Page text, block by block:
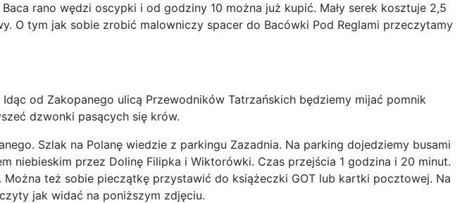
rano wędzi oscypki i od godziny 10 można już kupić. Mały serek kosztuje 2,5
O tym jak sobie zrobić malowniczy spacer do Bacówki Pod Reglami przeczytamy
od Zakopanego ulicą Przewodników Tatrzańskich będziemy mijać pomnik
dzwonki pasących się krów.
Szlak na Polanę wiedzie z parkingu Zazadnia. Na parking dojedziemy busami
niebieskim przez Dolinę Filipka i Wiktorówki. Czas przejścia 1 godzina i 20 minut.
też sobie pieczątkę przystawić do książeczki GOT lub kartki pocztowej. Na
jak widać na poniższym zdjęciu.